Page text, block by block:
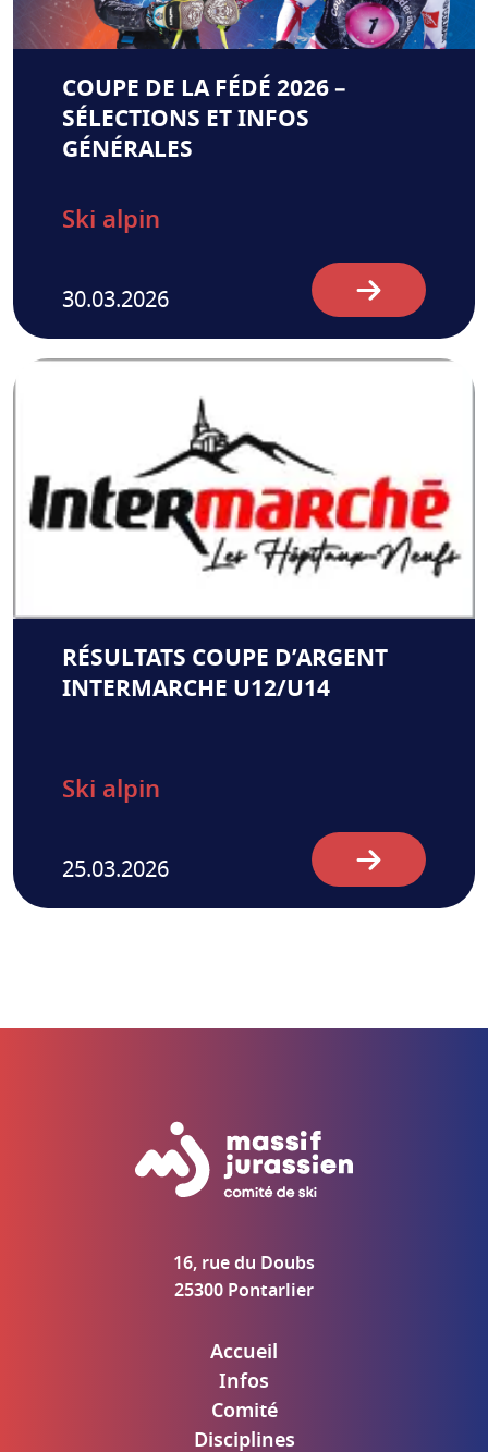
COUPE DE LA FÉDÉ 2026 –
SÉLECTIONS ET INFOS
GÉNÉRALES
Ski alpin
30.03.2026
RÉSULTATS COUPE D’ARGENT
INTERMARCHE U12/U14
Ski alpin
25.03.2026
16, rue du Doubs
25300 Pontarlier
Accueil
Infos
Comité
Disciplines